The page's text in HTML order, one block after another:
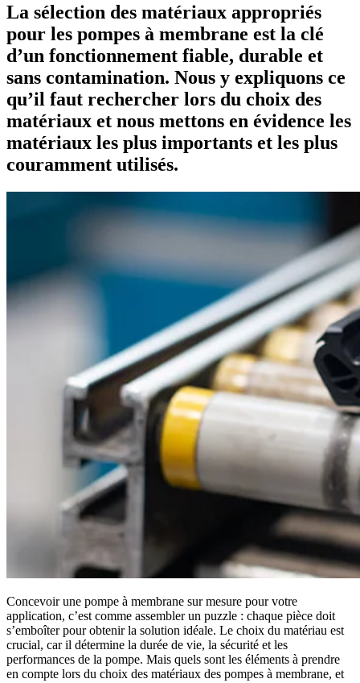
La sélection des matériaux appropriés
pour les pompes à membrane est la clé
d’un fonctionnement fiable, durable et
sans contamination. Nous y expliquons ce
qu’il faut rechercher lors du choix des
matériaux et nous mettons en évidence les
matériaux les plus importants et les plus
couramment utilisés.
Concevoir une pompe à membrane sur mesure pour votre
application, c’est comme assembler un puzzle : chaque pièce doit
s’emboîter pour obtenir la solution idéale. Le choix du matériau est
crucial, car il détermine la durée de vie, la sécurité et les
performances de la pompe. Mais quels sont les éléments à prendre
en compte lors du choix des matériaux des pompes à membrane, et